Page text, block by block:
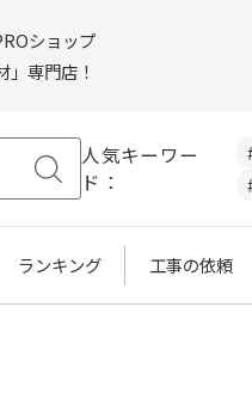
ショップ
」専門店！
人気キーワー
ド：
ランキング 工事の依頼